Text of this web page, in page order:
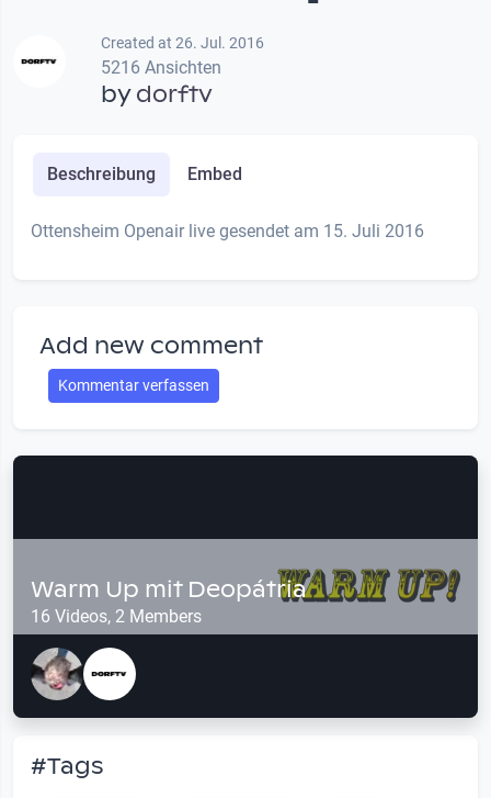
Created at 26. Jul. 2016
5216 Ansichten
bydorftv
Beschreibung Embed
Ottensheim Openair live gesendet am 15. Juli 2016
Add new comment
Kommentar verfassen
Warm Up mit Deopátria
16 Videos, 2 Members
#Tags